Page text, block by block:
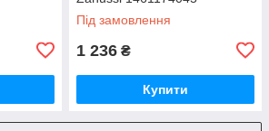
Під замовлення
1 236 ₴
Купити